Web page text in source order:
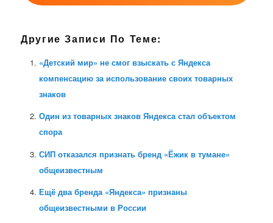
Другие Записи По Теме:
«Детский мир» не смог взыскать с Яндекса
компенсацию за использование своих товарных
знаков
Один из товарных знаков Яндекса стал объектом
спора
СИП отказался признать бренд «Ёжик в тумане»
общеизвестным
Ещё два бренда «Яндекса» признаны
общеизвестными в России